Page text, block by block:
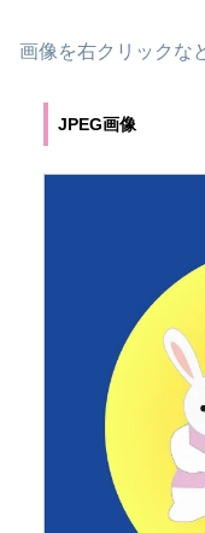
画像を右クリックな
JPEG画像